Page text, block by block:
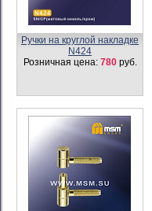
Механизм врезной
Задвижка D45
Розничная цена:80руб.